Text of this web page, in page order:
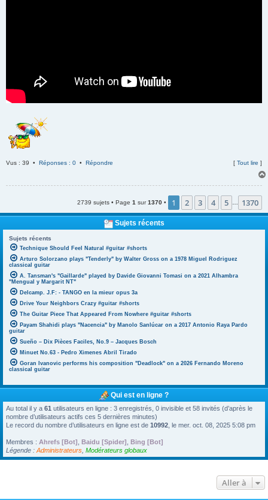
Vus : 39 • Réponses : 0 • Répondre [ Tout lire ]
2739 sujets • Page 1 sur1370 • 1 2 3 4 5 1370
Sujets récents
Sujets récents
Technique Should Feel Natural #guitar #shorts
Arturo Solorzano plays "Tenderly" by Walter Gross on a 1978 Miguel Rodriguez
classical guitar
A. Tansman's "Gaillarde" played by Davide Giovanni Tomasi on a 2021 Alhambra
"Mengual y Margarit NT"
Delcamp. J.F: - TANGO en la mieur opus 3a
Drive Your Neighbors Crazy #guitar #shorts
The Guitar Piece That Appeared From Nowhere #guitar #shorts
Payam Shahidi plays "Nacencia" by Manolo Sanlúcar on a 2017 Antonio Raya Pardo
guitar
Sueño – Dix Pièces Faciles, No.9 – Jacques Bosch
Minuet No.63 - Pedro Ximenes Abril Tirado
Goran Ivanovic performs his composition "Deadlock" on a 2026 Fernando Moreno
classical guitar
Qui est en ligne ?
Au total il y a 61 utilisateurs en ligne : 3 enregistrés, 0 invisible et 58 invités (d’après le
nombre d’utilisateurs actifs ces 5 dernières minutes)
Le record du nombre d’utilisateurs en ligne est de 10992 , le mer. oct. 08, 2025 5:08 pm
Membres : Ahrefs [Bot] Baidu [Spider] Bing [Bot]
Légende : Administrateurs Modérateurs globaux
Aller à